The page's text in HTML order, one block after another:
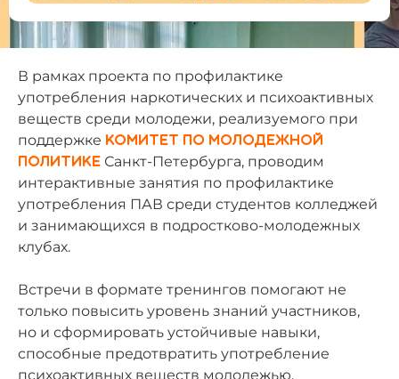
В рамках проекта по профилактике
употребления наркотических и психоактивных
веществ среди молодежи, реализуемого при
поддержке Комитет по молодежной
политике Санкт-Петербурга, проводим
интерактивные занятия по профилактике
употребления ПАВ среди студентов колледжей
и занимающихся в подростково-молодежных
клубах.
Встречи в формате тренингов помогают не
только повысить уровень знаний участников,
но и сформировать устойчивые навыки,
способные предотвратить употребление
психоактивных веществ молодежью.